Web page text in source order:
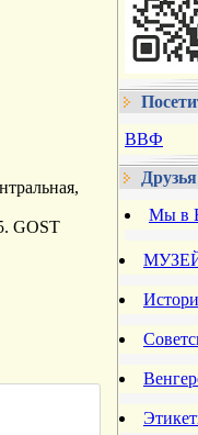
GOST
ВВФ
Мы в